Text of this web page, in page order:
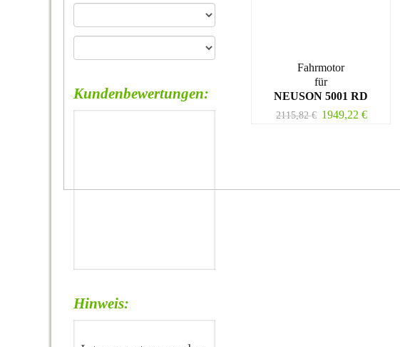
Fahrmotor
für
NEUSON 5001 RD
2115,82€ 1949,22€
Kundenbewertungen:
Hinweis: